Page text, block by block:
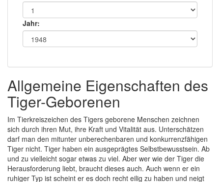
Jahr:
Allgemeine Eigenschaften des
Tiger-Geborenen
Im Tierkreiszeichen des Tigers geborene Menschen zeichnen
sich durch ihren Mut, ihre Kraft und Vitalität aus. Unterschätzen
darf man den mitunter unberechenbaren und konkurrenzfähigen
Tiger nicht. Tiger haben ein ausgeprägtes Selbstbewusstsein. Ab
und zu vielleicht sogar etwas zu viel. Aber wer wie der Tiger die
Herausforderung liebt, braucht dieses auch. Auch wenn er ein
ruhiger Typ ist scheint er es doch recht eilig zu haben und neigt